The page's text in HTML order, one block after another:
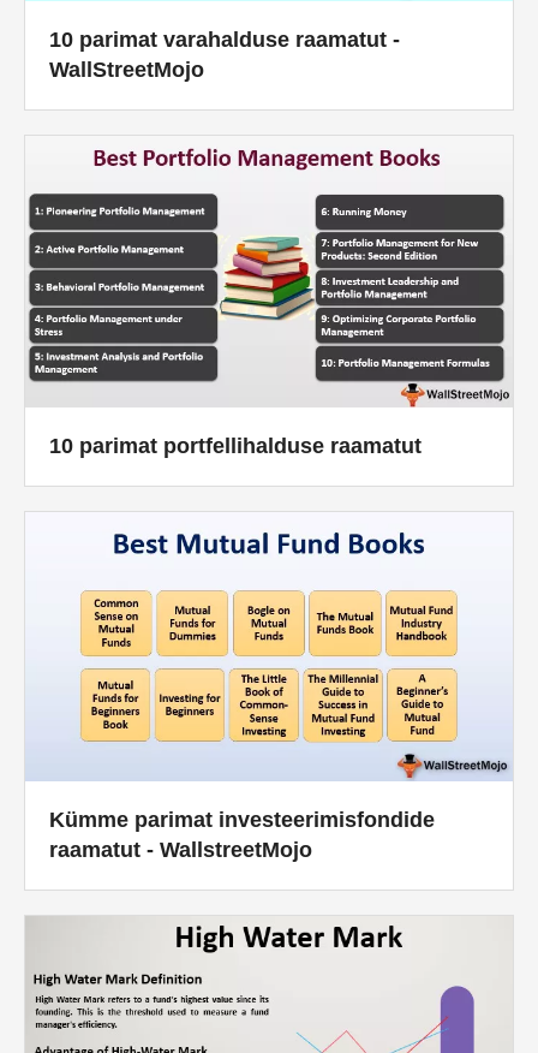
10 parimat varahalduse raamatut -
WallStreetMojo
10 parimat portfellihalduse raamatut
Kümme parimat investeerimisfondide
raamatut - WallstreetMojo